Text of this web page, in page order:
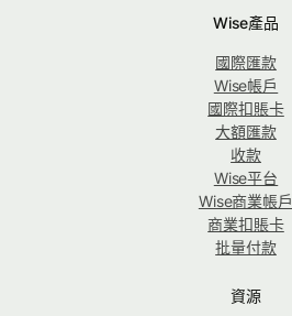
Wise產品
國際匯款
Wise帳戶
國際扣賬卡
大額匯款
收款
Wise平台
Wise商業帳戶
商業扣賬卡
批量付款
資源